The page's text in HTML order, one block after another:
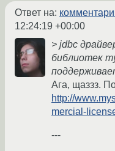
Ответ на:
12:24:19 +00:00
> jdbc
библиотек
Ага, щаззз.
http://
mercial-
---